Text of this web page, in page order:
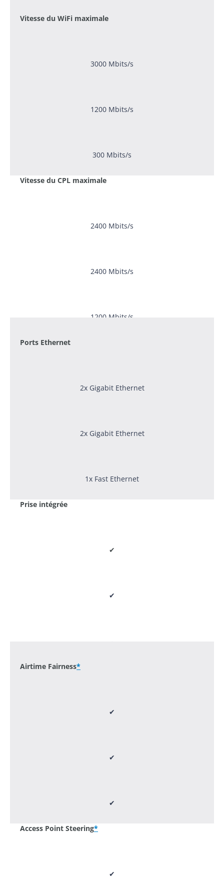
Vitesse du WiFi maximale
3000 Mbits/s
1200 Mbits/s
300 Mbits/s
Vitesse du CPL maximale
2400 Mbits/s
2400 Mbits/s
1200 Mbits/s
Ports Ethernet
2x Gigabit Ethernet
2x Gigabit Ethernet
1x Fast Ethernet
Prise intégrée
✔
✔
Airtime Fairness*
✔
✔
✔
Access Point Steering*
✔